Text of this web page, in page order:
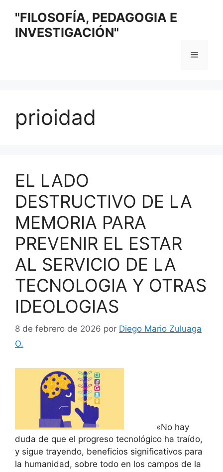
contenido
"FILOSOFÍA, PEDAGOGIA E
INVESTIGACIÓN"
Menú
prioidad
EL LADO
DESTRUCTIVO DE LA
MEMORIA PARA
PREVENIR EL ESTAR
AL SERVICIO DE LA
TECNOLOGIA Y OTRAS
IDEOLOGIAS
8 de febrero de 2026 por Diego Mario Zuluaga
O.
«No hay
duda de que el progreso tecnológico ha traído,
y sigue trayendo, beneficios significativos para
la humanidad, sobre todo en los campos de la